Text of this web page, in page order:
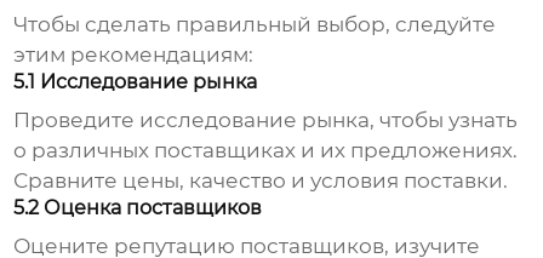
Чтобы сделать правильный выбор, следуйте
этим рекомендациям:
5.1 Исследование рынка
Проведите исследование рынка, чтобы узнать
о различных поставщиках и их предложениях.
Сравните цены, качество и условия поставки.
5.2 Оценка поставщиков
Оцените репутацию поставщиков, изучите